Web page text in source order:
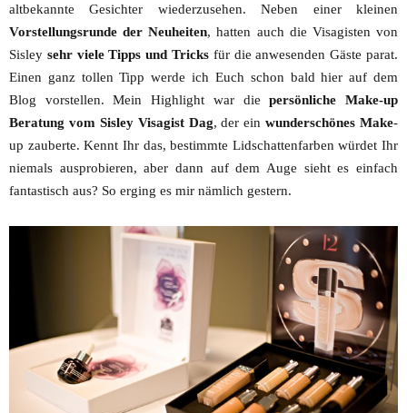
altbekannte Gesichter wiederzusehen. Neben einer kleinen
Vorstellungsrunde der Neuheiten, hatten auch die Visagisten von
Sisley sehr viele Tipps und Tricks für die anwesenden Gäste parat.
Einen ganz tollen Tipp werde ich Euch schon bald hier auf dem
Blog vorstellen. Mein Highlight war diepersönliche Make-up
Beratung vom Sisley Visagist Dag, der einwunderschönes Make-
up zauberte. Kennt Ihr das, bestimmte Lidschattenfarben würdet Ihr
niemals ausprobieren, aber dann auf dem Auge sieht es einfach
fantastisch aus? So erging es mir nämlich gestern.